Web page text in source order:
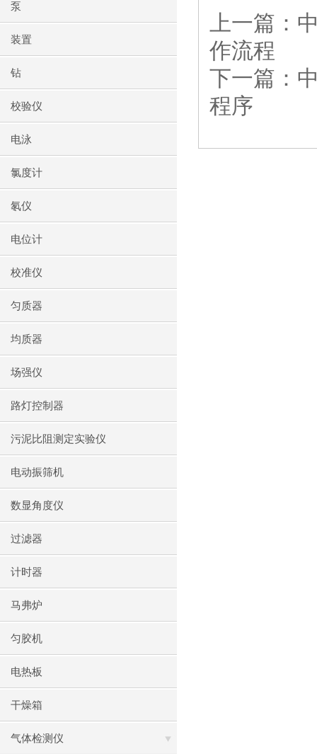
泵
装置
钻
校验仪
电泳
氯度计
氡仪
电位计
校准仪
匀质器
均质器
场强仪
路灯控制器
污泥比阻测定实验仪
电动振筛机
数显角度仪
过滤器
计时器
马弗炉
匀胶机
电热板
干燥箱
气体检测仪
上一篇：
作流程
下一篇：
程序